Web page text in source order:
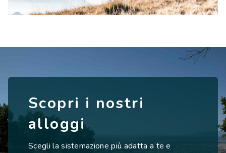
Scopri i nostri
alloggi
Scegli la sistemazione più adatta a te e